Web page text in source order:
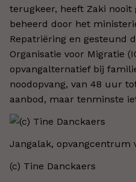
terugkeer, heeft Zaki nooit
beheerd door het
Repatriëring en gesteund
Organisatie voor Migratie
opvangalternatief bij
noodopvang, van 48 uur
aanbod, maar tenminste
Jangalak, opvangcentrum
(c) Tine Danckaers